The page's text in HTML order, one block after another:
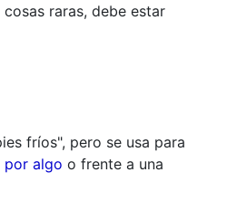
raras, debe estar
fríos", pero se usa para
por algo o frente a una